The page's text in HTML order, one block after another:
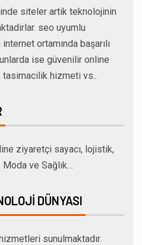
siteler artik teknolojinin
seo uyumlu
ortamında başarılı
ise güvenilir online
tasimacilik hizmeti vs..
ziyaretçi sayacı, lojistik,
ve Sağlık…
DÜNYASI
sunulmaktadır.